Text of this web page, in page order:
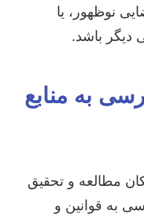
نوظهور، یا
دیگر باشد.
به منابع
مطالعه و تحقیق
به قوانین و